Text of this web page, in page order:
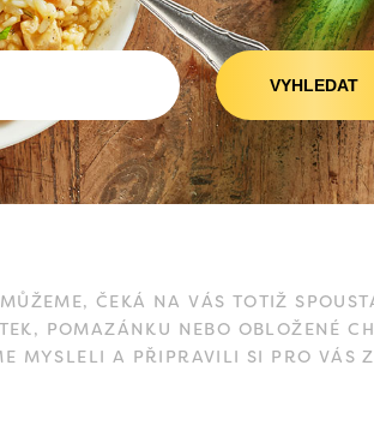
VYHLEDAT
ČEKÁ NA VÁS TOTIŽ
POMAZÁNKU NEBO OBLOŽENÉ
MYSLELI A PŘIPRAVILI SI PRO VÁS